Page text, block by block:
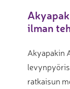
ilman
Akyapakin
ratkaisun